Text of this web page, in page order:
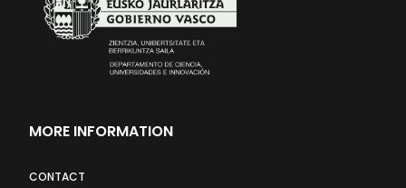
MORE INFORMATION
CONTACT